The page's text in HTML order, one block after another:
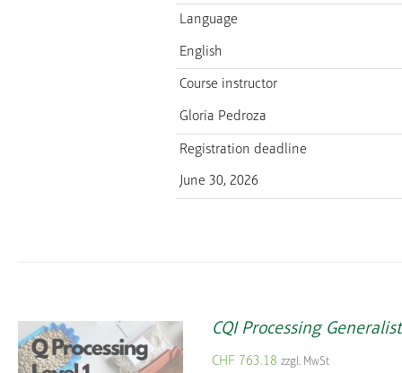
Language
English
Course instructor
Gloria Pedroza
Registration deadline
June 30, 2026
CQI Processing Generalist
CHF 763.18 zzgl. MwSt